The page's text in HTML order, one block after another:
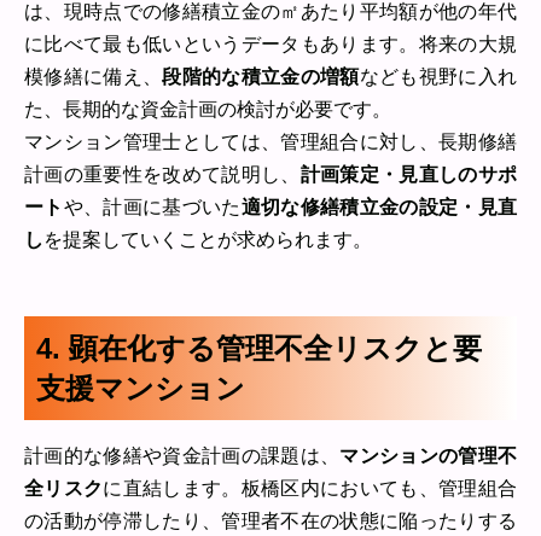
は、現時点での修繕積立金の㎡あたり平均額が他の年代
に比べて最も低いというデータもあります。将来の大規
模修繕に備え、段階的な積立金の増額なども視野に入れ
た、長期的な資金計画の検討が必要です。
マンション管理士としては、管理組合に対し、長期修繕
計画の重要性を改めて説明し、 計画策定・見直しのサポ
ート や、計画に基づいた適切な修繕積立金の設定・見直
し を提案していくことが求められます。
4. 顕在化する管理不全リスクと要
支援マンション
計画的な修繕や資金計画の課題は、 マンションの管理不
全リスクに直結します。板橋区内においても、管理組合
の活動が停滞したり、管理者不在の状態に陥ったりする